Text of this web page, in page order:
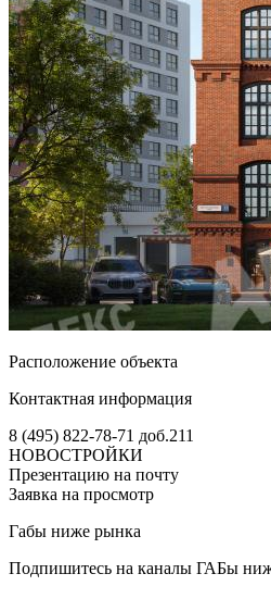
Расположение объекта
Контактная информация
8 (495) 822-78-71 доб.211
НОВОСТРОЙКИ
Презентацию на почту
Заявка на просмотр
Габы ниже рынка
Подпишитесь на каналы ГАБы